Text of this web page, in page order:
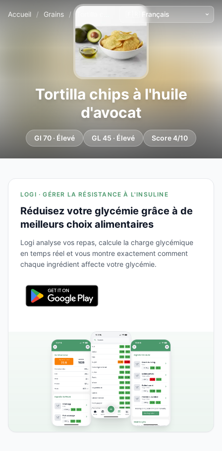
Accueil / Grains /
Tortilla chips à l'huile
d'avocat
GI 70 · Élevé GL 45 · Élevé Score 4/10
LOGI · GÉRER LA RÉSISTANCE À L'INSULINE
Réduisez votre glycémie grâce à de
meilleurs choix alimentaires
Logi analyse vos repas, calcule la charge glycémique
en temps réel et vous montre exactement comment
chaque ingrédient affecte votre glycémie.